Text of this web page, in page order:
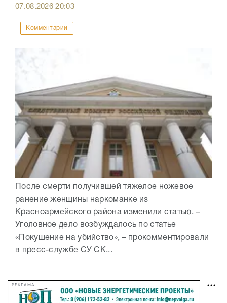
07.08.202620:03
Комментарии
После смерти получившей тяжелое ножевое
ранение женщины наркоманке из
Красноармейского района изменили статью. –
Уголовное дело возбуждалось по статье
«Покушение на убийство», – прокомментировали
в пресс-службе СУ СК...
РЕКЛАМА